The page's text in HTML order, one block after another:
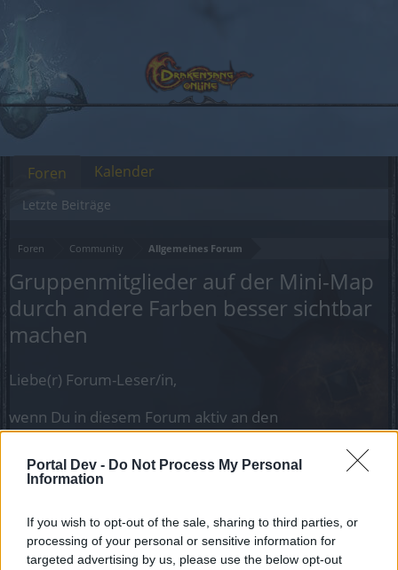
Portal Dev - Do Not Process My Personal
Information
If you wish to opt-out of the sale, sharing to third parties, or
processing of your personal or sensitive information for
targeted advertising by us, please use the below opt-out
Foren Community Allgemeines Forum
Gruppenmitglieder auf der Mini-Map
durch andere Farben besser sichtbar
machen
Liebe(r) Forum-Leser/in,
wenn Du in diesem Forum aktiv an den
Gesprächen teilnehmen oder eigene Themen
starten möchtest, musst Du Dich bitte zunächst im
Spiel einloggen. Falls Du noch keinen Spielaccount
„Zum Spiel“
Foren
Letzte Beiträge
Kalender